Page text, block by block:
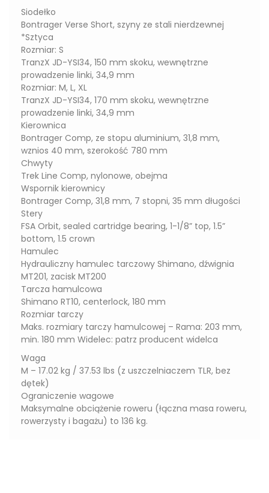
Siodełko
Bontrager Verse Short, szyny ze stali nierdzewnej
*Sztyca
Rozmiar: S
TranzX JD-YSI34, 150 mm skoku, wewnętrzne
prowadzenie linki, 34,9 mm
Rozmiar: M, L, XL
TranzX JD-YSI34, 170 mm skoku, wewnętrzne
prowadzenie linki, 34,9 mm
Kierownica
Bontrager Comp, ze stopu aluminium, 31,8 mm,
wznios 40 mm, szerokość 780 mm
Chwyty
Trek Line Comp, nylonowe, obejma
Wspornik kierownicy
Bontrager Comp, 31,8 mm, 7 stopni, 35 mm długości
Stery
FSA Orbit, sealed cartridge bearing, 1-1/8” top, 1.5”
bottom, 1.5 crown
Hamulec
Hydrauliczny hamulec tarczowy Shimano, dźwignia
MT201, zacisk MT200
Tarcza hamulcowa
Shimano RT10, centerlock, 180 mm
Rozmiar tarczy
Maks. rozmiary tarczy hamulcowej – Rama: 203 mm,
min. 180 mm Widelec: patrz producent widelca
Waga
M – 17.02 kg / 37.53 lbs (z uszczelniaczem TLR, bez
dętek)
Ograniczenie wagowe
Maksymalne obciążenie roweru (łączna masa roweru,
rowerzysty i bagażu) to 136 kg.